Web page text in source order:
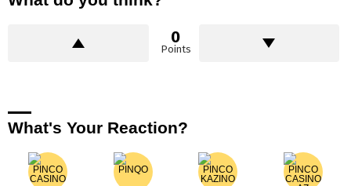
0
Points
What's Your Reaction?